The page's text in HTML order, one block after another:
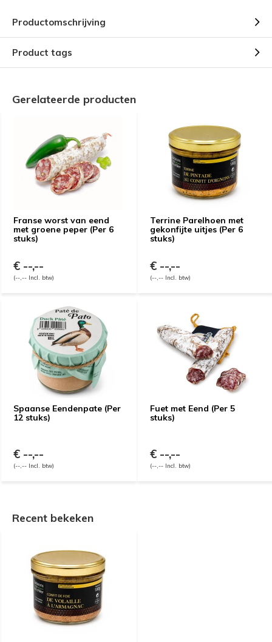
Productomschrijving
Product tags
Gerelateerde producten
Franse worst van eend
met groene peper (Per 6
stuks)
€ --,--
(--,-- Incl. btw)
Terrine Parelhoen met
gekonfijte uitjes (Per 6
stuks)
€ --,--
(--,-- Incl. btw)
Spaanse Eendenpate (Per
12 stuks)
€ --,--
(--,-- Incl. btw)
Fuet met Eend (Per 5
stuks)
€ --,--
(--,-- Incl. btw)
Recent bekeken